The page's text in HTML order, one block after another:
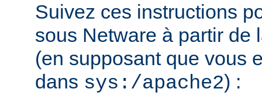
Suivez ces instructions
sous Netware à partir de
(en supposant que vous
dans sys:/apache2) :